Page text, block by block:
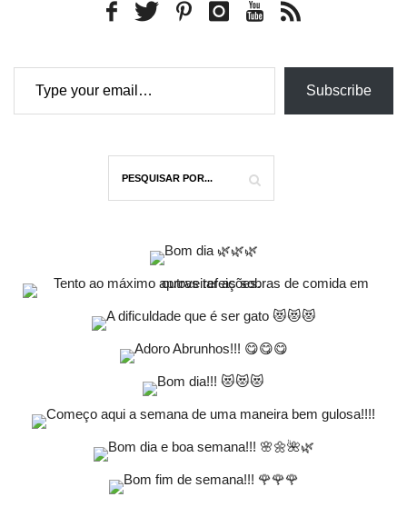
Type your email…
Subscribe